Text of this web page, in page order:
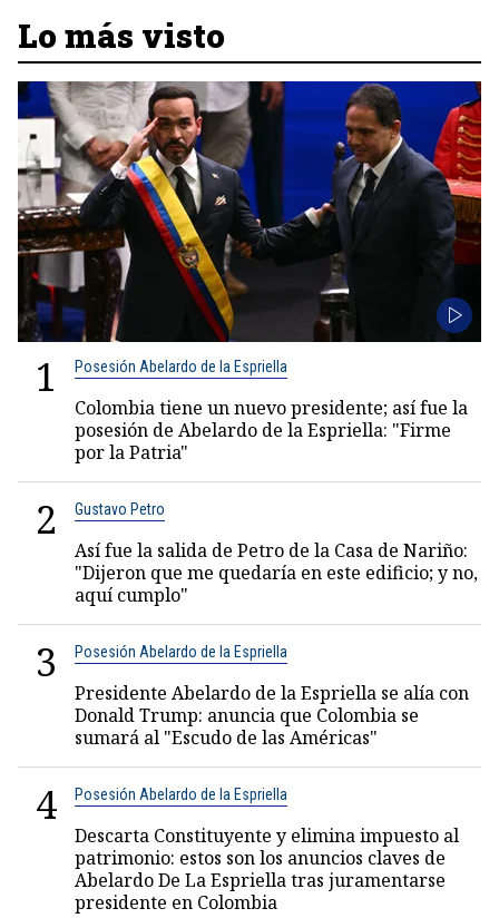
Lo más visto
1 Posesión Abelardo de la Espriella
Colombia tiene un nuevo presidente; así fue la
posesión de Abelardo de la Espriella: "Firme
por la Patria"
2 Gustavo Petro
Así fue la salida de Petro de la Casa de Nariño:
"Dijeron que me quedaría en este edificio; y no,
aquí cumplo"
3 Posesión Abelardo de la Espriella
Presidente Abelardo de la Espriella se alía con
Donald Trump: anuncia que Colombia se
sumará al "Escudo de las Américas"
4 Posesión Abelardo de la Espriella
Descarta Constituyente y elimina impuesto al
patrimonio: estos son los anuncios claves de
Abelardo De La Espriella tras juramentarse
presidente en Colombia